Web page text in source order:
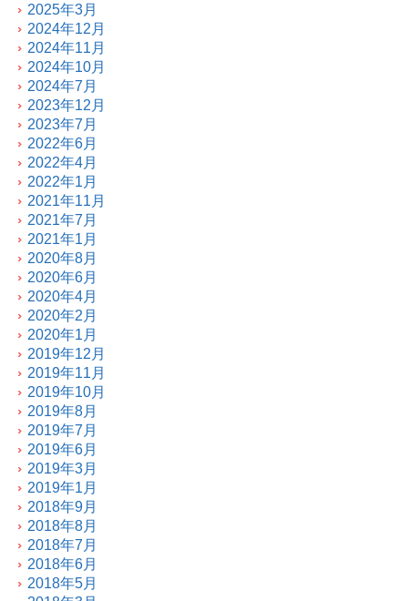
2025年3月
2024年12月
2024年11月
2024年10月
2024年7月
2023年12月
2023年7月
2022年6月
2022年4月
2022年1月
2021年11月
2021年7月
2021年1月
2020年8月
2020年6月
2020年4月
2020年2月
2020年1月
2019年12月
2019年11月
2019年10月
2019年8月
2019年7月
2019年6月
2019年3月
2019年1月
2018年9月
2018年8月
2018年7月
2018年6月
2018年5月